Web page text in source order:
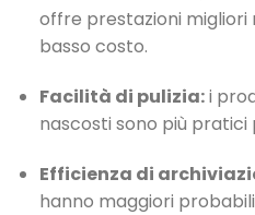
offre prestazioni
basso costo.
Facilità di pulizia:i
nascosti sono più pratici
Efficienza di
hanno maggiori